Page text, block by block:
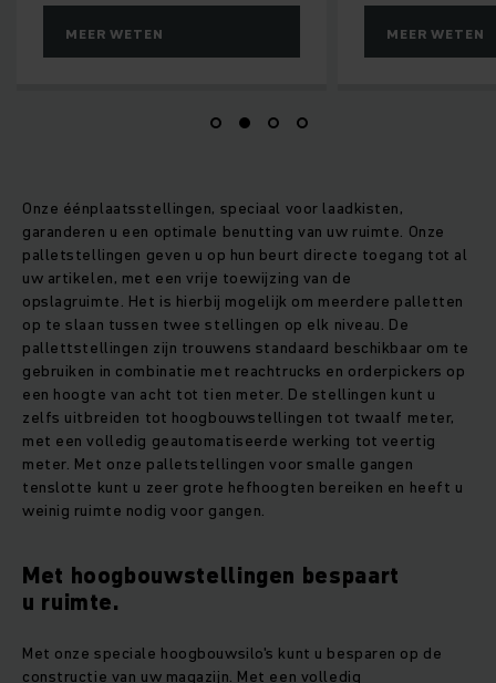
MEER WETEN MEER WETEN
Onze éénplaatsstellingen, speciaal voor laadkisten,
garanderen u een optimale benutting van uw ruimte. Onze
palletstellingen geven u op hun beurt directe toegang tot al
uw artikelen, met een vrije toewijzing van de
opslagruimte. Het is hierbij mogelijk om meerdere palletten
op te slaan tussen twee stellingen op elk niveau. De
pallettstellingen zijn trouwens standaard beschikbaar om te
gebruiken in combinatie met reachtrucks en orderpickers op
een hoogte van acht tot tien meter. De stellingen kunt u
zelfs uitbreiden tot hoogbouwstellingen tot twaalf meter,
met een volledig geautomatiseerde werking tot veertig
meter. Met onze palletstellingen voor smalle gangen
tenslotte kunt u zeer grote hefhoogten bereiken en heeft u
weinig ruimte nodig voor gangen.
Met hoogbouwstellingen bespaart
u ruimte.
Met onze speciale hoogbouwsilo's kunt u besparen op de
constructie van uw magazijn. Met een volledig